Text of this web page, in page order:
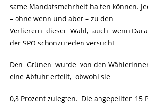
same Mandatsmehrheit halten können.
– ohne wenn und aber – zu den
Verlierern dieser Wahl, auch wenn
der SPÖ schönzureden versucht.
Den Grünen wurde von den
eine Abfuhr erteilt, obwohl sie
0,8 Prozent zulegten. Die angepeilten 15